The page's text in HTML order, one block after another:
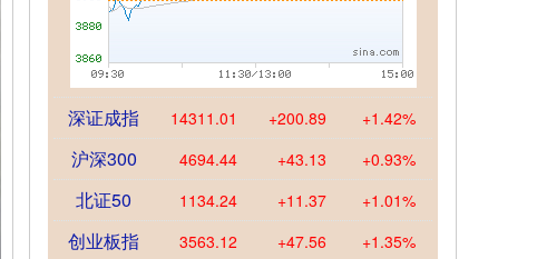
深证成指 14311.01 +200.89 +1.42%
沪深300 4694.44 +43.13 +0.93%
北证50 1134.24 +11.37 +1.01%
创业板指 3563.12 +47.56 +1.35%